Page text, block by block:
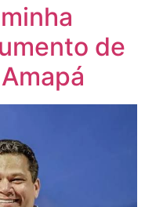
de